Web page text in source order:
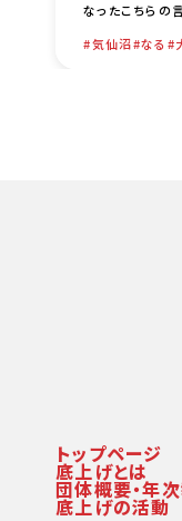
なったこちらの
は、比較的 […
気仙沼 なる
トップページ
底上げとは
団体概要・年
底上げの活動